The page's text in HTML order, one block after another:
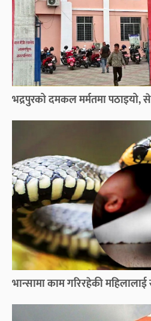
भद्रपुरको दमकल मर्मतमा पठाइयो,
भान्सामा काम गरिरहेकी महिलालाई